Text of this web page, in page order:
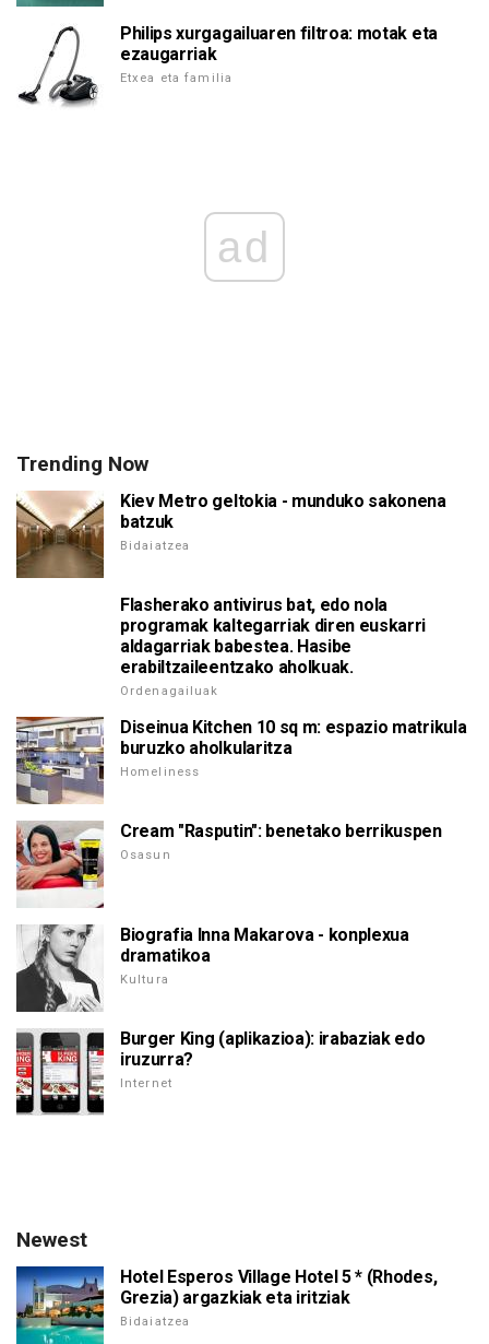
Philips xurgagailuaren filtroa: motak eta
ezaugarriak
Etxea eta familia
ad
Trending Now
Kiev Metro geltokia - munduko sakonena
batzuk
Bidaiatzea
Flasherako antivirus bat, edo nola
programak kaltegarriak diren euskarri
aldagarriak babestea. Hasibe
erabiltzaileentzako aholkuak.
Ordenagailuak
Diseinua Kitchen 10 sq m: espazio matrikula
buruzko aholkularitza
Homeliness
Cream "Rasputin": benetako berrikuspen
Osasun
Biografia Inna Makarova - konplexua
dramatikoa
Kultura
Burger King (aplikazioa): irabaziak edo
iruzurra?
Internet
Newest
Hotel Esperos Village Hotel 5 * (Rhodes,
Grezia) argazkiak eta iritziak
Bidaiatzea